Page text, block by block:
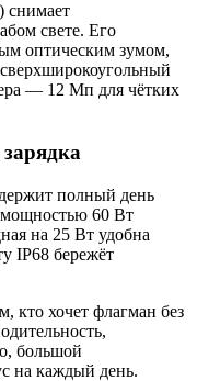
снимает
свете. Его
оптическим зумом,
— 12 Мп для чётких
полный день
мощностью 60 Вт
на 25 Вт удобна
IP68 бережёт
кто хочет флагман без
большой
на каждый день.